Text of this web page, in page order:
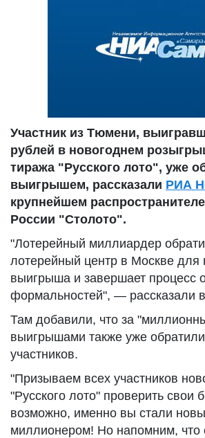
Участник из Тюмени,
рублей в новогоднем
тиража "Русского лото", уже
выигрышем, рассказали РИА
крупнейшем
России "Столото".
"Лотерейный миллиардер
лотерейный центр в Москве для
выигрыша и завершает процесс
формальностей", — рассказали
Там добавили, что за
выигрышами также уже
участников.
"Призываем всех участников
"Русского лото" проверить свои
возможно, именно вы стали
миллионером! Но напомним, что